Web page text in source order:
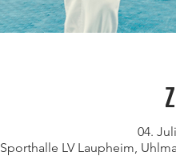
04.
Sporthalle LV Laupheim,